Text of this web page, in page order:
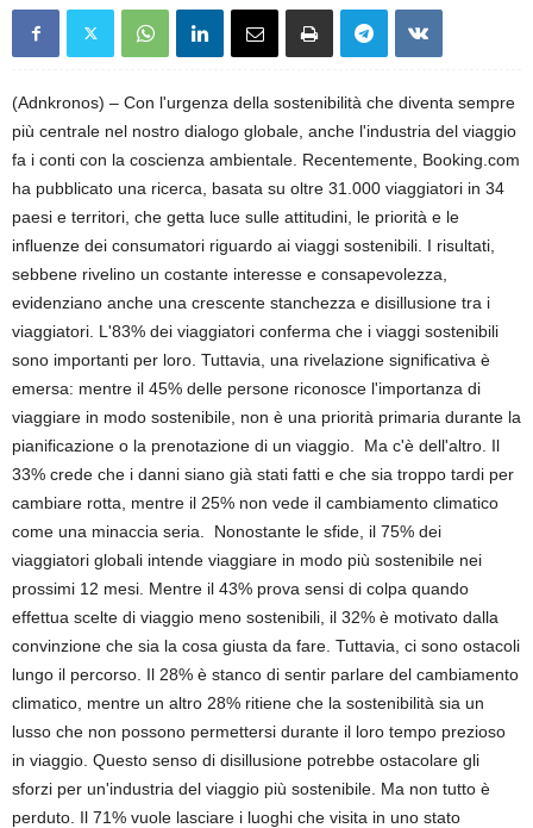
(Adnkronos) – Con l'urgenza della sostenibilità che diventa sempre
più centrale nel nostro dialogo globale, anche l'industria del viaggio
fa i conti con la coscienza ambientale. Recentemente, Booking.com
ha pubblicato una ricerca, basata su oltre 31.000 viaggiatori in 34
paesi e territori, che getta luce sulle attitudini, le priorità e le
influenze dei consumatori riguardo ai viaggi sostenibili. I risultati,
sebbene rivelino un costante interesse e consapevolezza,
evidenziano anche una crescente stanchezza e disillusione tra i
viaggiatori. L'83% dei viaggiatori conferma che i viaggi sostenibili
sono importanti per loro. Tuttavia, una rivelazione significativa è
emersa: mentre il 45% delle persone riconosce l'importanza di
viaggiare in modo sostenibile, non è una priorità primaria durante la
pianificazione o la prenotazione di un viaggio. Ma c'è dell'altro. Il
33% crede che i danni siano già stati fatti e che sia troppo tardi per
cambiare rotta, mentre il 25% non vede il cambiamento climatico
come una minaccia seria. Nonostante le sfide, il 75% dei
viaggiatori globali intende viaggiare in modo più sostenibile nei
prossimi 12 mesi. Mentre il 43% prova sensi di colpa quando
effettua scelte di viaggio meno sostenibili, il 32% è motivato dalla
convinzione che sia la cosa giusta da fare. Tuttavia, ci sono ostacoli
lungo il percorso. Il 28% è stanco di sentir parlare del cambiamento
climatico, mentre un altro 28% ritiene che la sostenibilità sia un
lusso che non possono permettersi durante il loro tempo prezioso
in viaggio. Questo senso di disillusione potrebbe ostacolare gli
sforzi per un'industria del viaggio più sostenibile. Ma non tutto è
perduto. Il 71% vuole lasciare i luoghi che visita in uno stato